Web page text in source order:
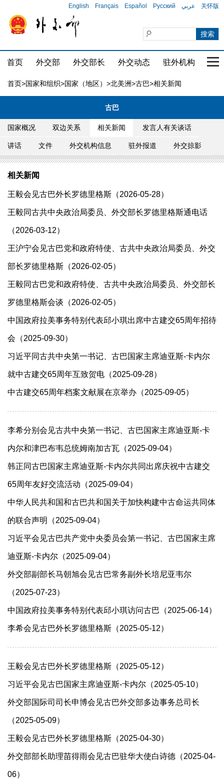
English Français Español Русский عربي 关怀版
首页 外交部 外交部长 外交动态 驻外机构 国
首页>国家和组织>国家（地区） >北美洲>古巴>相关新闻
古巴
国家概况 双边关系 相关新闻 发言人有关谈话
讲话 文件 外交机构信息 驻外报道 外交掠影
相关新闻
王毅会见古巴外长罗德里格斯（2026-05-28）
王毅同古共中央政治局委员、外交部长罗德里格斯通电话
（2026-03-12）
王沪宁会见古巴党和政府特使、古共中央政治局委员、外交
部长罗德里格斯（2026-02-05）
​王毅同古巴党和政府特使、古共中央政治局委员、外交部长
罗德里格斯会谈（2026-02-05）
中国政府拉美事务特别代表邱小琪出席中古建交65周年招待
会（2025-09-30）
习近平同古共中央第一书记、古巴国家主席迪亚斯-卡内尔
就中古建交65周年互致贺电（2025-09-28）
中古建交65周年档案文献展在京举办（2025-09-05）
李希分别会见古共中央第一书记、古巴国家主席迪亚斯-卡
内尔和津巴布韦总统姆南加古瓦（2025-09-04）
韩正同古巴国家主席迪亚斯-卡内尔共同出席庆祝中古建交
65周年友好交流活动（2025-09-04）
中华人民共和国和古巴共和国关于加快构建中古命运共同体
的联合声明（2025-09-04）
习近平会见古巴共产党中央委员会第一书记、古巴国家主席
迪亚斯-卡内尔（2025-09-04）
外交部副部长马朝旭会见古巴常务副外长培尼亚韦尔
（2025-07-23）
中国政府拉美事务特别代表邱小琪访问古巴（2025-06-14）
李希会见古巴外长罗德里格斯（2025-05-12）
王毅会见古巴外长罗德里格斯（2025-05-12）
习近平会见古巴国家主席迪亚斯-卡内尔（2025-05-10）
外交部国际司司长申博会见古巴外交部多边事务总司长
（2025-05-09）
王毅会见古巴外长罗德里格斯（2025-04-30）
外交部部长助理苗得雨会见古巴驻华大使白诗德（2025-04-
06）